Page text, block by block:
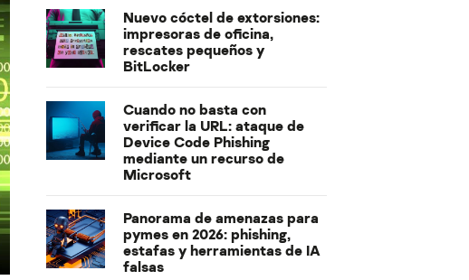
Nuevo cóctel de extorsiones:
impresoras de oficina,
rescates pequeños y
BitLocker
Cuando no basta con
verificar la URL: ataque de
Device Code Phishing
mediante un recurso de
Microsoft
Panorama de amenazas para
pymes en 2026: phishing,
estafas y herramientas de IA
falsas